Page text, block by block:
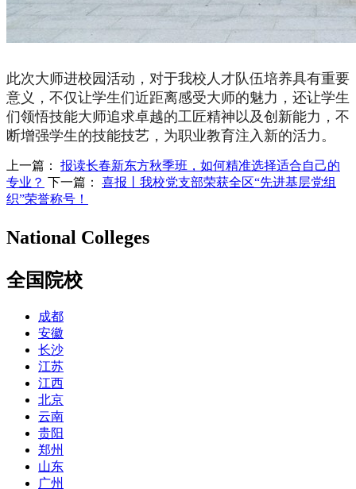
此次大师进校园活动，对于我校人才队伍培养具有重要
意义，不仅让学生们近距离感受大师的魅力，还让学生
们领悟技能大师追求卓越的工匠精神以及创新能力，不
断增强学生的技能技艺，为职业教育注入新的活力。
上一篇： 报读长春新东方秋季班，如何精准选择适合自己的
专业？ 下一篇： 喜报丨我校党支部荣获全区“先进基层党组
织”荣誉称号！
National Colleges
全国院校
成都
安徽
长沙
江苏
江西
北京
云南
贵阳
郑州
山东
广州